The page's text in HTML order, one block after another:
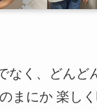
なく、どんど
まにか 楽し